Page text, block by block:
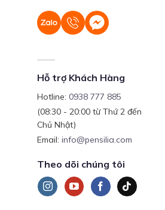
Hỗ trợ Khách Hàng
Hotline: 0938 777 885
(08:30 - 20:00 từ Thứ 2 đến
Chủ Nhật)
Email: info@pensilia.com
Theo dõi chúng tôi